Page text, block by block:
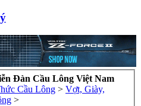
Đàn Cầu Lông Việt Nam
Cầu Lông > Vợt, Giày,
>